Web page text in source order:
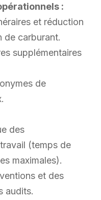
:
et réduction
de carburant.
supplémentaires
de
des
(temps de
maximales).
et des
audits.